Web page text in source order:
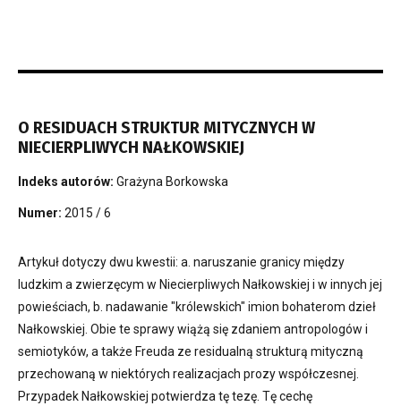
O RESIDUACH STRUKTUR MITYCZNYCH W
NIECIERPLIWYCH NAŁKOWSKIEJ
Indeks autorów: Grażyna Borkowska
Numer: 2015 / 6
Artykuł dotyczy dwu kwestii: a. naruszanie granicy między
ludzkim a zwierzęcym w Niecierpliwych Nałkowskiej i w innych jej
powieściach, b. nadawanie "królewskich" imion bohaterom dzieł
Nałkowskiej. Obie te sprawy wiążą się zdaniem antropologów i
semiotyków, a także Freuda ze residualną strukturą mityczną
przechowaną w niektórych realizacjach prozy współczesnej.
Przypadek Nałkowskiej potwierdza tę tezę. Tę cechę